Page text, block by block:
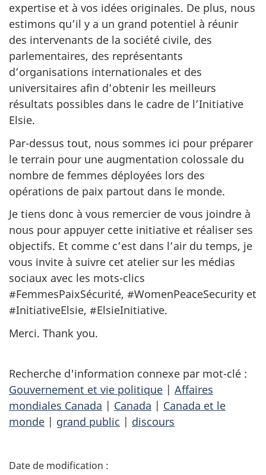
expertise et à vos idées originales. De plus, nous
estimons qu’il y a un grand potentiel à réunir
des intervenants de la société civile, des
parlementaires, des représentants
d’organisations internationales et des
universitaires afin d’obtenir les meilleurs
résultats possibles dans le cadre de l’Initiative
Elsie.
Par-dessus tout, nous sommes ici pour préparer
le terrain pour une augmentation colossale du
nombre de femmes déployées lors des
opérations de paix partout dans le monde.
Je tiens donc à vous remercier de vous joindre à
nous pour appuyer cette initiative et réaliser ses
objectifs. Et comme c’est dans l’air du temps, je
vous invite à suivre cet atelier sur les médias
sociaux avec les mots-clics
#FemmesPaixSécurité, #WomenPeaceSecurity et
#InitiativeElsie, #ElsieInitiative.
Merci. Thank you.
Recherche d'information connexe par mot-clé :
Gouvernement et vie politique | Affaires
mondiales Canada | Canada | Canada et le
monde | grand public | discours
D